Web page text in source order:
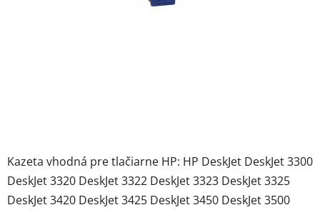
Kazeta vhodná pre tlačiarne HP: HP DeskJet DeskJet 3300
DeskJet 3320 DeskJet 3322 DeskJet 3323 DeskJet 3325
DeskJet 3420 DeskJet 3425 DeskJet 3450 DeskJet 3500